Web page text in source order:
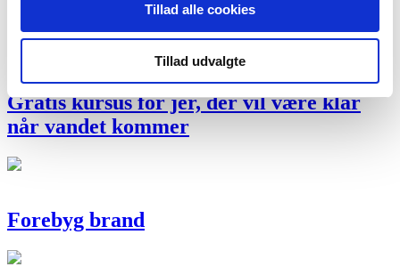
Tillad alle cookies
Tillad udvalgte
Gratis kursus for jer, der vil være klar
når vandet kommer
Forebyg brand